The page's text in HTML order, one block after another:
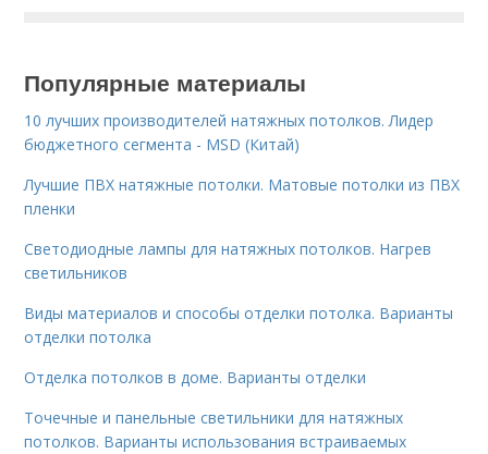
Популярные материалы
10 лучших производителей натяжных потолков. Лидер
бюджетного сегмента - MSD (Китай)
Лучшие ПВХ натяжные потолки. Матовые потолки из ПВХ
пленки
Светодиодные лампы для натяжных потолков. Нагрев
светильников
Виды материалов и способы отделки потолка. Варианты
отделки потолка
Отделка потолков в доме. Варианты отделки
Точечные и панельные светильники для натяжных
потолков. Варианты использования встраиваемых